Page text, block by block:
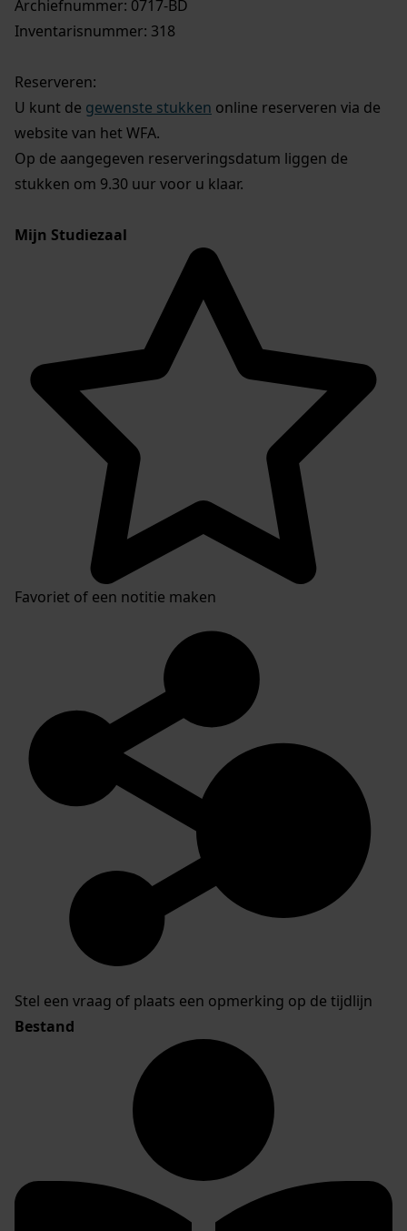
Archiefnummer: 0717-BD
Inventarisnummer: 318
Reserveren:
U kunt de gewenste stukken online reserveren via de
website van het WFA.
Op de aangegeven reserveringsdatum liggen de
stukken om 9.30 uur voor u klaar.
Mijn Studiezaal
Favoriet of een notitie maken
Stel een vraag of plaats een opmerking op de tijdlijn
Bestand